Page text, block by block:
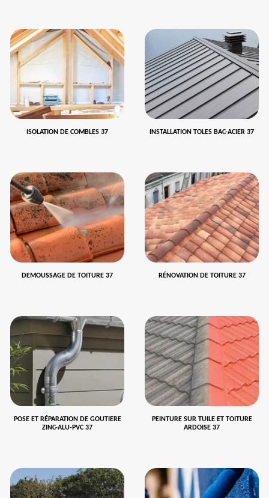
ISOLATION DE COMBLES 37 INSTALLATION TOLES BAC-ACIER 37
DEMOUSSAGE DE TOITURE 37 RÉNOVATION DE TOITURE 37
POSE ET RÉPARATION DE GOUTIERE
ZINC-ALU-PVC 37
PEINTURE SUR TUILE ET TOITURE
ARDOISE 37